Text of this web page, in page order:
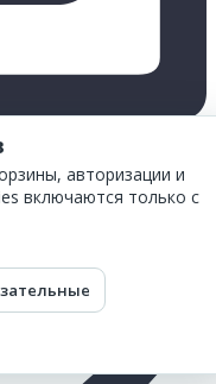
авторизации и
включаются только с